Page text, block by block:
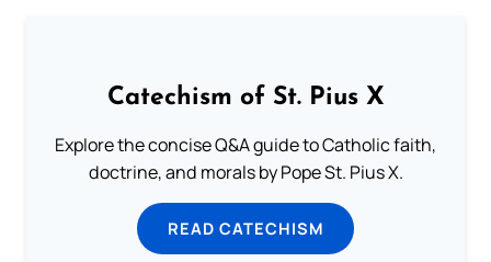
Catechism of St. Pius X
Explore the concise Q&A guide to Catholic faith,
doctrine, and morals by Pope St. Pius X.
READ CATECHISM